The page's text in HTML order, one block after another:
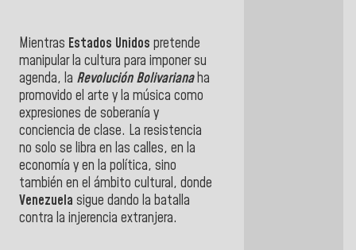
Mientras Estados Unidos pretende
manipular la cultura para imponer su
agenda, la Revolución Bolivarianaha
promovido el arte y la música como
expresiones de soberanía y
conciencia de clase. La resistencia
no solo se libra en las calles, en la
economía y en la política, sino
también en el ámbito cultural, donde
Venezuela sigue dando la batalla
contra la injerencia extranjera.